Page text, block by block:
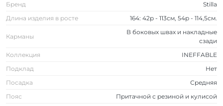
Бренд
Stilla
Длина изделия в росте
164: 42р - 113см, 54р - 114,5см.
Карманы
В боковых швах и накладные
сзади
Коллекция
INEFFABLE
Подклад
Нет
Посадка
Средняя
Пояс
Притачной с резиной и кулисой